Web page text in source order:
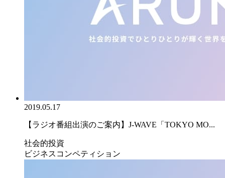
2019.05.17
【ラジオ番組出演のご案内】J-WAVE「TOKYO MO...
社会的投資
ビジネスコンペティション